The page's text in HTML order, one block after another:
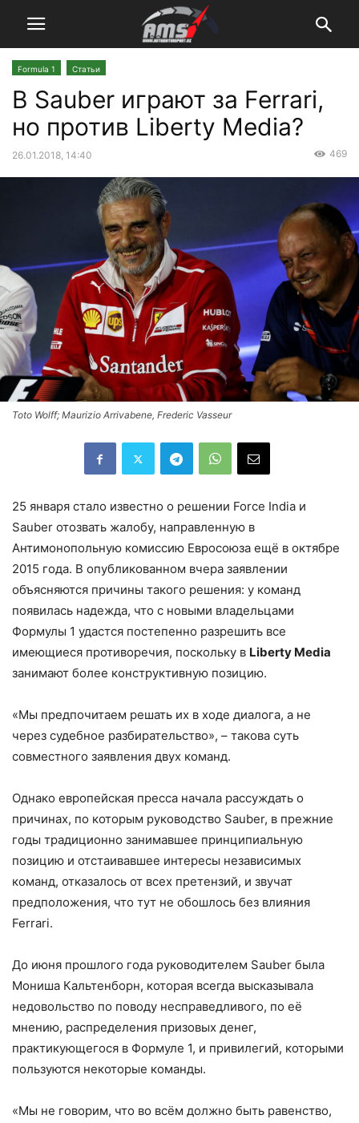
Formula 1 Статьи
В Sauber играют за Ferrari,
но против Liberty Media?
26.01.2018, 14:40 469
Toto Wolff; Maurizio Arrivabene, Frederic Vasseur
25 января стало известно о решении Force India и
Sauber отозвать жалобу, направленную в
Антимонопольную комиссию Евросоюза ещё в октябре
2015 года. В опубликованном вчера заявлении
объясняются причины такого решения: у команд
появилась надежда, что с новыми владельцами
Формулы 1 удастся постепенно разрешить все
имеющиеся противоречия, поскольку в Liberty Media
занимают более конструктивную позицию.
«Мы предпочитаем решать их в ходе диалога, а не
через судебное разбирательство», – такова суть
совместного заявления двух команд.
Однако европейская пресса начала рассуждать о
причинах, по которым руководство Sauber, в прежние
годы традиционно занимавшее принципиальную
позицию и отстаивавшее интересы независимых
команд, отказалось от всех претензий, и звучат
предположения, что тут не обошлось без влияния
Ferrari.
До июня прошлого года руководителем Sauber была
Мониша Кальтенборн, которая всегда высказывала
недовольство по поводу несправедливого, по её
мнению, распределения призовых денег,
практикующегося в Формуле 1, и привилегий, которыми
пользуются некоторые команды.
«Мы не говорим, что во всём должно быть равенство,